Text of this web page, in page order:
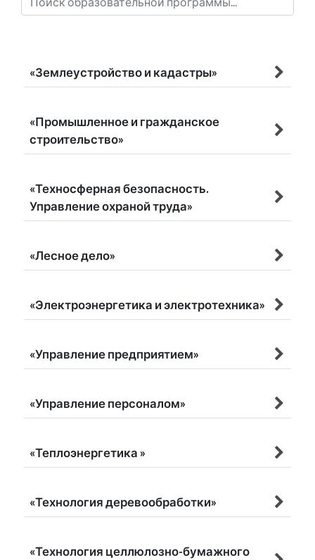
«Землеустройство и кадастры»
«Промышленное и гражданское
строительство»
«Техносферная безопасность.
Управление охраной труда»
«Лесное дело»
«Электроэнергетика и электротехника»
«Управление предприятием»
«Управление персоналом»
«Теплоэнергетика »
«Технология деревообработки»
«Технология целлюлозно-бумажного